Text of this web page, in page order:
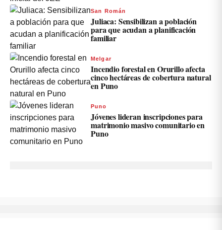
San Román
Juliaca: Sensibilizan a población
para que acudan a planificación
familiar
Melgar
Incendio forestal en Orurillo afecta
cinco hectáreas de cobertura natural
en Puno
Puno
Jóvenes lideran inscripciones para
matrimonio masivo comunitario en
Puno